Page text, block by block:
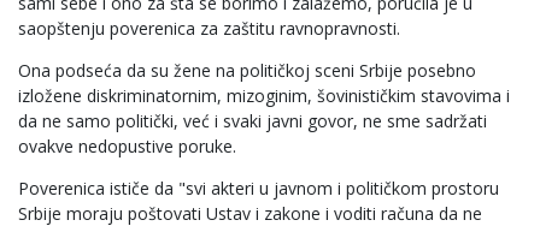
saopštenju poverenica za zaštitu ravnopravnosti.
Ona podseća da su žene na političkoj sceni Srbije posebno
izložene diskriminatornim, mizoginim, šovinističkim stavovima i
da ne samo politički, već i svaki javni govor, ne sme sadržati
ovakve nedopustive poruke.
Poverenica ističe da "svi akteri u javnom i političkom prostoru
Srbije moraju poštovati Ustav i zakone i voditi računa da ne